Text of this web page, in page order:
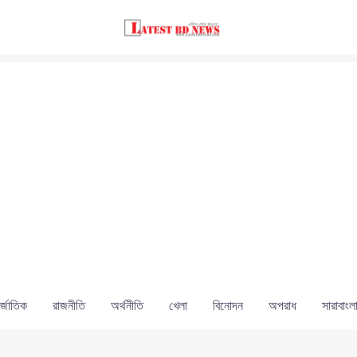
রাজনীতি অর্থনীতি খেলা বিনোদন অপরাধ সারাবাংলা